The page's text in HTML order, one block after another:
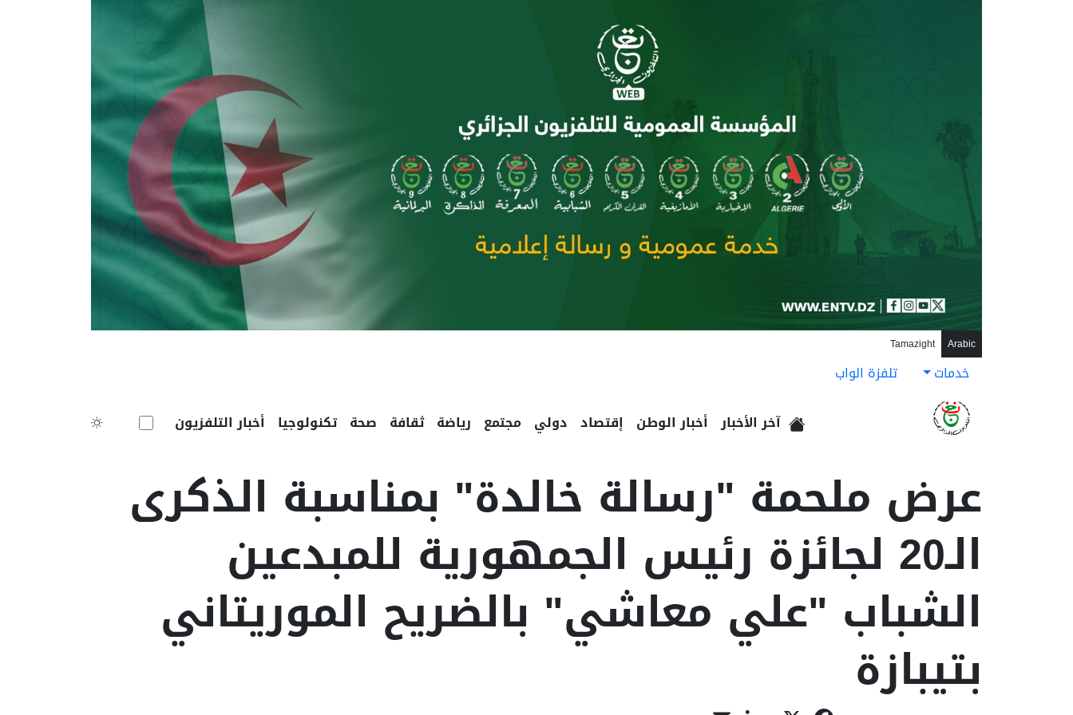
Arabic
Tamazight
خدمات تلفزة الواب
آخر الأخبار أخبار الوطن إقتصاد دولي مجتمع رياضة ثقافة صحة تكنولوجيا أخبار التلفزيون
عرض ملحمة "رسالة خالدة" بمناسبة الذكرى
الـ20 لجائزة رئيس الجمهورية للمبدعين
الشباب "علي معاشي" بالضريح الموريتاني
بتيبازة